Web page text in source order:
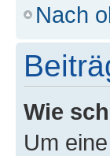
Nach
Wie
Um